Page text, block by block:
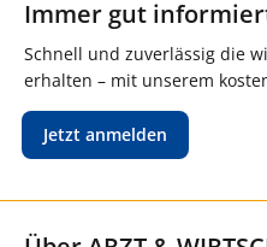
Immer gut
Schnell und zuverlässig die
erhalten – mit unserem
Jetzt anmelden